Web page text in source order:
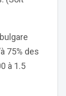
75% des
à 1.5